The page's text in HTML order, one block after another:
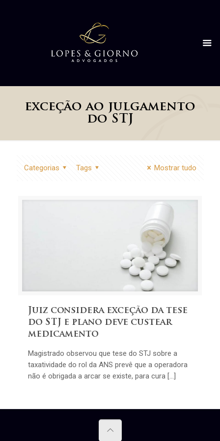
exceção ao julgamento
do STJ
Categorias Tags Mostrar tudo
Juiz considera exceção da tese
do STJ e plano deve custear
medicamento
Magistrado observou que tese do STJ sobre a
taxatividade do rol da ANS prevê que a operadora
não é obrigada a arcar se existe, para cura […]